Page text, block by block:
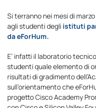
Si terranno nei mesi di
agli studenti degli istituti
da eForHum.
E’ infatti il laboratorio
studenti quale elemento di
risultati di gradimento
sull’orientamento che
progetto Cisco Academy